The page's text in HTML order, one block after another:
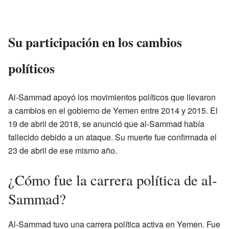
Su participación en los cambios
políticos
Al-Sammad apoyó los movimientos políticos que llevaron
a cambios en el gobierno de Yemen entre 2014 y 2015. El
19 de abril de 2018, se anunció que al-Sammad había
fallecido debido a un ataque. Su muerte fue confirmada el
23 de abril de ese mismo año.
¿Cómo fue la carrera política de al-
Sammad?
Al-Sammad tuvo una carrera política activa en Yemen. Fue